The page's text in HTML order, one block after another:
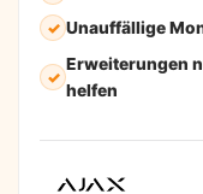
Unauffällige
Erweiterungen
helfen